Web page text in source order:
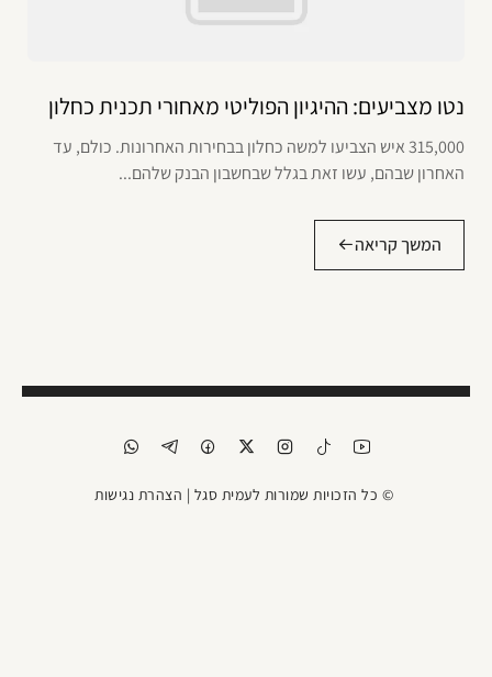
נטו מצביעים: ההיגיון הפוליטי מאחורי תכנית כחלון
315,000 איש הצביעו למשה כחלון בבחירות האחרונות. כולם, עד
האחרון שבהם, עשו זאת בגלל שבחשבון הבנק שלהם...
המשך קריאה
© כל הזכויות שמורות לעמית סגל | הצהרת נגישות